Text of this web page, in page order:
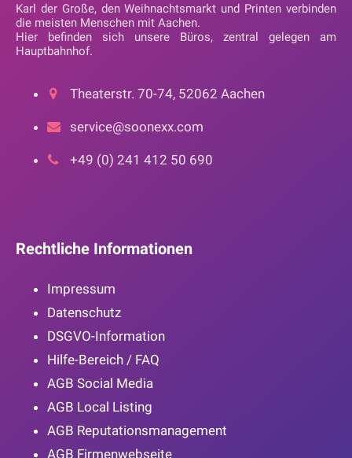
Karl der Große, den Weihnachtsmarkt und Printen verbinden
die meisten Menschen mit Aachen.
Hier befinden sich unsere Büros, zentral gelegen am
Hauptbahnhof.
Theaterstr. 70-74, 52062 Aachen
service@soonexx.com
+49 (0) 241 412 50 690
Rechtliche Informationen
Impressum
Datenschutz
DSGVO-Information
Hilfe-Bereich / FAQ
AGB Social Media
AGB Local Listing
AGB Reputationsmanagement
AGB Firmenwebseite